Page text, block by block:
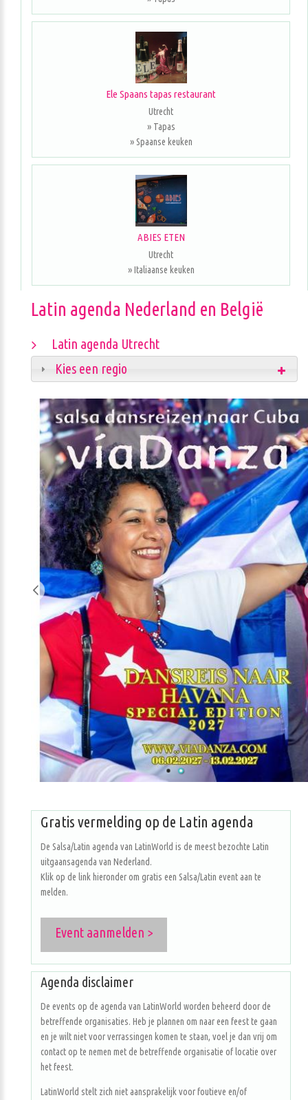
Ele Spaans tapas restaurant
Utrecht
» Tapas
» Spaanse keuken
ABIES ETEN
Utrecht
» Italiaanse keuken
Latin agenda Nederland en België
Latin agenda Utrecht
Kies een regio
Gratis vermelding op de Latin agenda
De Salsa/Latin agenda van LatinWorld is de meest bezochte Latin
uitgaansagenda van Nederland.
Klik op de link hieronder om gratis een Salsa/Latin event aan te
melden.
Event aanmelden >
Agenda disclaimer
De events op de agenda van LatinWorld worden beheerd door de
betreffende organisaties. Heb je plannen om naar een feest te gaan
en je wilt niet voor verrassingen komen te staan, voel je dan vrij om
contact op te nemen met de betreffende organisatie of locatie over
het feest.
LatinWorld stelt zich niet aansprakelijk voor foutieve en/of